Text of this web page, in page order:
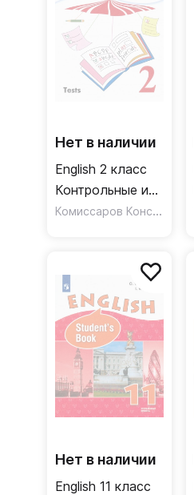
Нет в наличии
English 2 класс
Контрольные и
проверочные
Комиссаров Константин Вячеславович
Нет в наличии
English 11 класс